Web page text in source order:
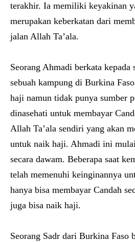
terakhir. Ia memiliki keyakinan
merupakan keberkatan dari
jalan Allah Ta’ala.
Seorang Ahmadi berkata
sebuah kampung di Burkina
haji namun tidak punya sumber
dinasehati untuk membayar
Allah Ta’ala sendiri yang akan
untuk naik haji. Ahmadi ini
secara dawam. Beberapa saat
telah memenuhi keinginannya
hanya bisa membayar Candah
juga bisa naik haji.
Seorang Sadr dari Burkina Faso